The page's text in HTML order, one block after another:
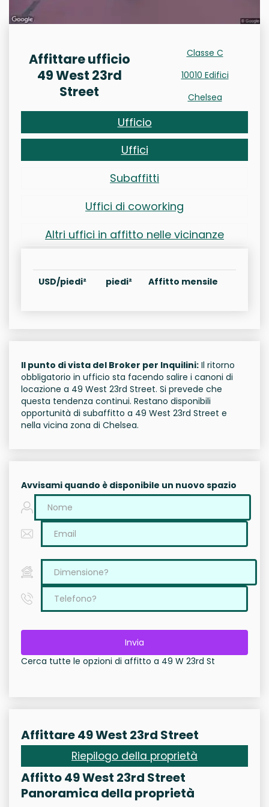
Affittare ufficio
49 West 23rd
Street
Classe C
10010 Edifici
Chelsea
Ufficio
Uffici
Subaffitti
Uffici di coworking
Altri uffici in affitto nelle vicinanze
USD/piedi² piedi² Affitto mensile
Il punto di vista del Broker per Inquilini: Il ritorno
obbligatorio in ufficio sta facendo salire i canoni di
locazione a 49 West 23rd Street. Si prevede che
questa tendenza continui. Restano disponibili
opportunità di subaffitto a 49 West 23rd Street e
nella vicina zona di Chelsea.
Avvisami quando è disponibile un nuovo spazio
Invia
Cerca tutte le opzioni di affitto a 49 W 23rd St
Affittare 49 West 23rd Street
Riepilogo della proprietà
Affitto 49 West 23rd Street
Panoramica della proprietà